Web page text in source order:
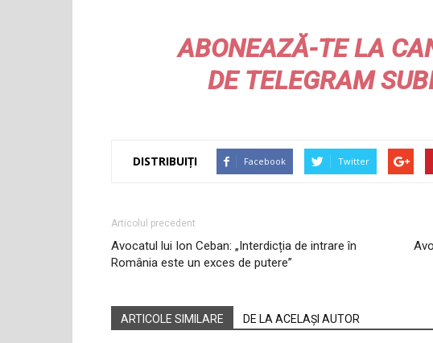
ABONEAZĂ-TE LA
DETELEGRAM
DISTRIBUIȚI Facebook Twitter
Articolul precedent
Avocatul lui Ion Ceban: „Interdicția de intrare în
România este un exces de putere”
ARTICOLE SIMILARE DE LA ACELAȘI AUTOR